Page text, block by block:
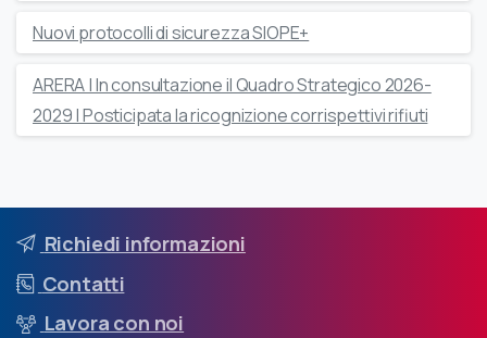
Nuovi protocolli di sicurezza SIOPE+
ARERA | In consultazione il Quadro Strategico 2026-
2029 | Posticipata la ricognizione corrispettivi rifiuti
Richiedi informazioni
Contatti
Lavora con noi